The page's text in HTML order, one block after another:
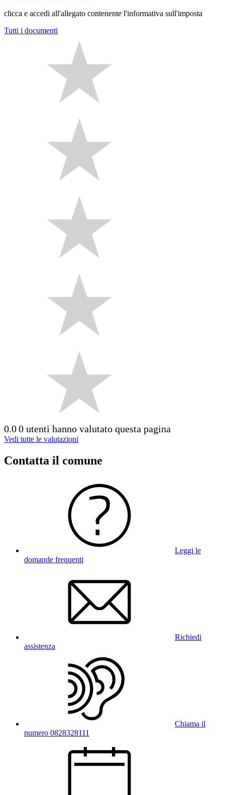
clicca e accedi all'allegato contenente l'informativa sull'imposta
Tutti i documenti
0.00 utenti hanno valutato questa pagina
Vedi tutte le valutazioni
Contatta il comune
Leggi le
domande frequenti
Richiedi
assistenza
Chiama il
numero 0828328111